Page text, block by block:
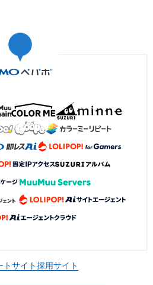
トサイト採用サイト